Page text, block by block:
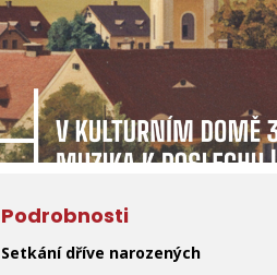
Podrobnosti
Setkání dříve narozených